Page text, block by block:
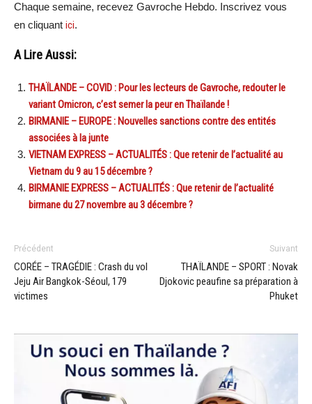
Chaque semaine, recevez Gavroche Hebdo. Inscrivez vous
en cliquant ici.
A Lire Aussi:
THAÏLANDE – COVID : Pour les lecteurs de Gavroche, redouter le
variant Omicron, c’est semer la peur en Thaïlande !
BIRMANIE – EUROPE : Nouvelles sanctions contre des entités
associées à la junte
VIETNAM EXPRESS – ACTUALITÉS : Que retenir de l’actualité au
Vietnam du 9 au 15 décembre ?
BIRMANIE EXPRESS – ACTUALITÉS : Que retenir de l’actualité
birmane du 27 novembre au 3 décembre ?
Précédent
CORÉE – TRAGÉDIE : Crash du vol
Jeju Air Bangkok-Séoul, 179
victimes
Suivant
THAÏLANDE – SPORT : Novak
Djokovic peaufine sa préparation à
Phuket